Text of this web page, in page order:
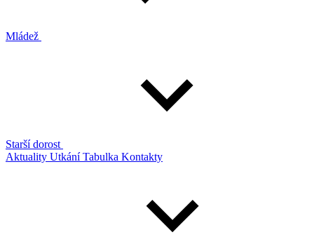
Mládež
Starší dorost
Aktuality UtkáníTabulka Kontakty